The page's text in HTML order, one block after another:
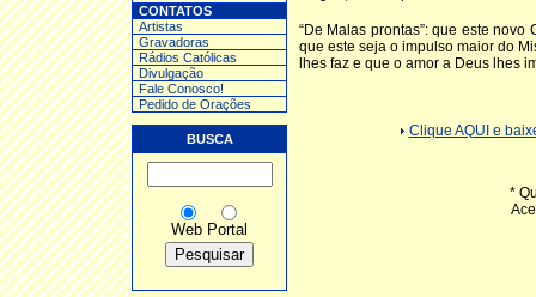
CONTATOS
Artistas
Gravadoras
Rádios Católicas
Divulgação
Fale Conosco!
Pedido de Orações
BUSCA
Web Portal
“De Malas prontas”: que este
que este seja o impulso maior do
lhes faz e que o amor a Deus lhes
Clique AQUI e
*